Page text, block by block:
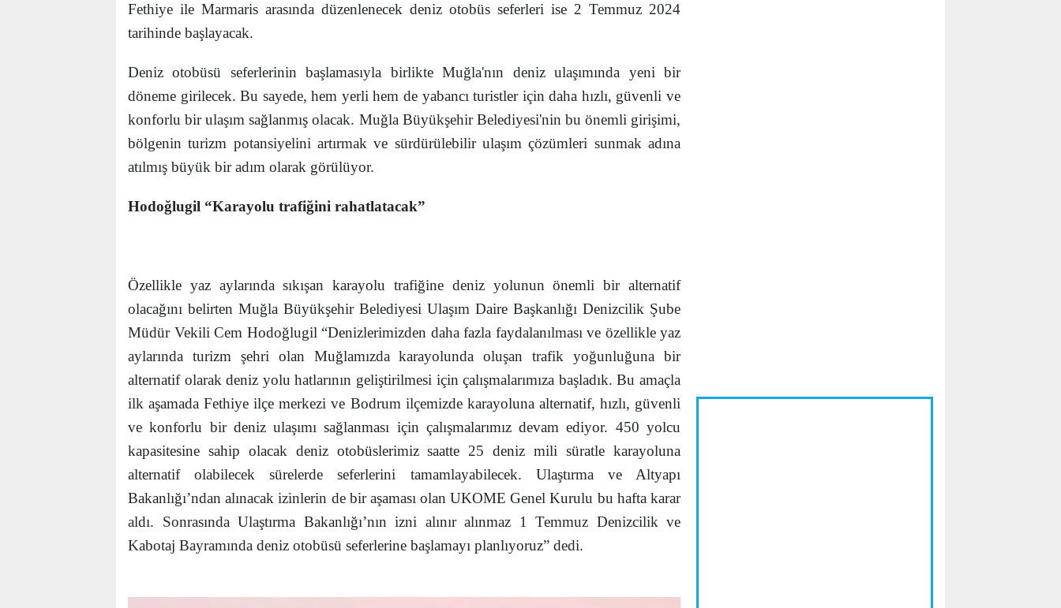
Fethiye ile Marmaris arasında düzenlenecek deniz otobüs seferleri ise 2 Temmuz 2024
tarihinde başlayacak.
Deniz otobüsü seferlerinin başlamasıyla birlikte Muğla'nın deniz ulaşımında yeni bir
döneme girilecek. Bu sayede, hem yerli hem de yabancı turistler için daha hızlı, güvenli ve
konforlu bir ulaşım sağlanmış olacak. Muğla Büyükşehir Belediyesi'nin bu önemli girişimi,
bölgenin turizm potansiyelini artırmak ve sürdürülebilir ulaşım çözümleri sunmak adına
atılmış büyük bir adım olarak görülüyor.
Hodoğlugil “Karayolu trafiğini rahatlatacak”
Özellikle yaz aylarında sıkışan karayolu trafiğine deniz yolunun önemli bir alternatif
olacağını belirten Muğla Büyükşehir Belediyesi Ulaşım Daire Başkanlığı Denizcilik Şube
Müdür Vekili Cem Hodoğlugil “Denizlerimizden daha fazla faydalanılması ve özellikle yaz
aylarında turizm şehri olan Muğlamızda karayolunda oluşan trafik yoğunluğuna bir
alternatif olarak deniz yolu hatlarının geliştirilmesi için çalışmalarımıza başladık. Bu amaçla
ilk aşamada Fethiye ilçe merkezi ve Bodrum ilçemizde karayoluna alternatif, hızlı, güvenli
ve konforlu bir deniz ulaşımı sağlanması için çalışmalarımız devam ediyor. 450 yolcu
kapasitesine sahip olacak deniz otobüslerimiz saatte 25 deniz mili süratle karayoluna
alternatif olabilecek sürelerde seferlerini tamamlayabilecek. Ulaştırma ve Altyapı
Bakanlığı’ndan alınacak izinlerin de bir aşaması olan UKOME Genel Kurulu bu hafta karar
aldı. Sonrasında Ulaştırma Bakanlığı’nın izni alınır alınmaz 1 Temmuz Denizcilik ve
Kabotaj Bayramında deniz otobüsü seferlerine başlamayı planlıyoruz” dedi.